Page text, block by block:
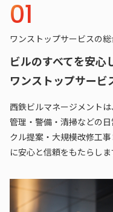
01
ワンストップサービスの
ビルのすべてを安心
ワンストップサービ
西鉄ビルマネージメント
管理・警備・清掃などの
クル提案・大規模改修工
に安心と信頼をもたらしま